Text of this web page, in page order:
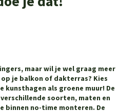
maar wil je wel graag meer
je balkon of dakterras? Kies
kunsthagen als groene muur! De
soorten, maten en
binnen no-time monteren. De